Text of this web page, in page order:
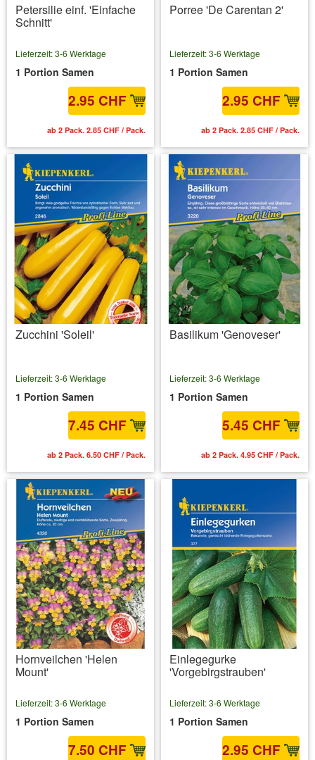
Petersilie einf. 'Einfache
Schnitt'
Lieferzeit: 3-6 Werktage
1 Portion Samen
2.95 CHF
ab 2 Pack. 2.85 CHF / Pack.
Porree 'De Carentan 2'
Lieferzeit: 3-6 Werktage
1 Portion Samen
2.95 CHF
ab 2 Pack. 2.85 CHF / Pack.
Zucchini 'Soleil'
Lieferzeit: 3-6 Werktage
1 Portion Samen
7.45 CHF
ab 2 Pack. 6.50 CHF / Pack.
Basilikum 'Genoveser'
Lieferzeit: 3-6 Werktage
1 Portion Samen
5.45 CHF
ab 2 Pack. 4.95 CHF / Pack.
Hornveilchen 'Helen
Mount'
Lieferzeit: 3-6 Werktage
1 Portion Samen
7.50 CHF
Einlegegurke
'Vorgebirgstrauben'
Lieferzeit: 3-6 Werktage
1 Portion Samen
2.95 CHF